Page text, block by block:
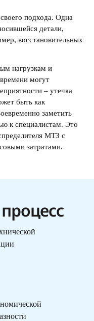
подхода. Одна
детали,
восстановительных
нагрузкам и
могут
– утечка
быть как
заметить
к специалистам. Это
МТЗ с
затратами.